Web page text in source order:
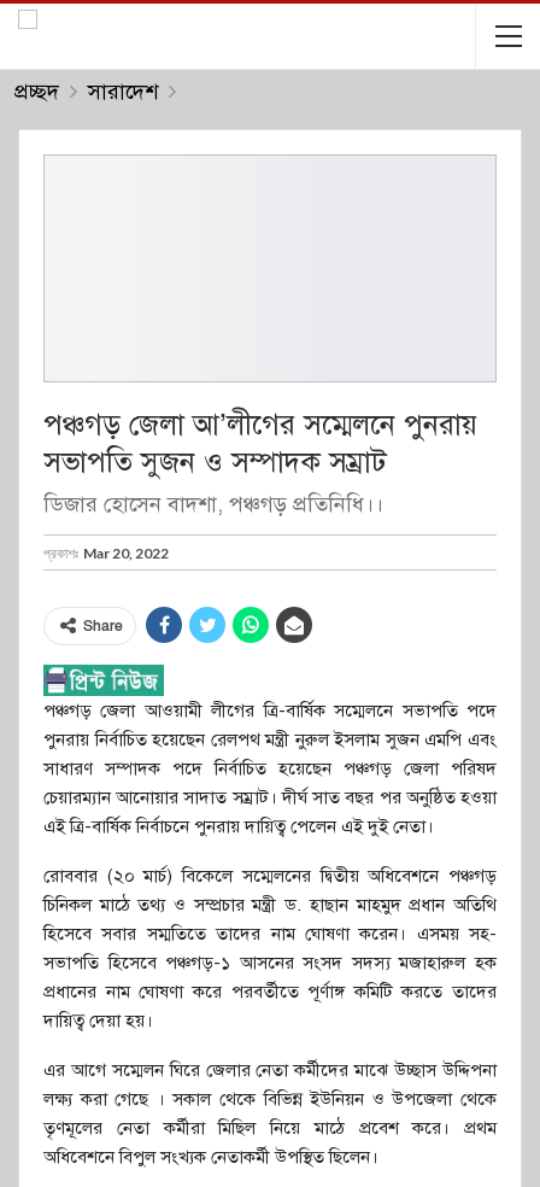
প্রচ্ছদ সারাদেশ
পঞ্চগড় জেলা আ’লীগের সম্মেলনে পুনরায়
সভাপতি সুজন ও সম্পাদক সম্রাট
ডিজার হোসেন বাদশা, পঞ্চগড় প্রতিনিধি।।
প্রকাশঃ Mar 20, 2022
Share
পঞ্চগড় জেলা আওয়ামী লীগের ত্রি-বার্ষিক সম্মেলনে সভাপতি পদে
পুনরায় নির্বাচিত হয়েছেন রেলপথ মন্ত্রী নুরুল ইসলাম সুজন এমপি এবং
সাধারণ সম্পাদক পদে নির্বাচিত হয়েছেন পঞ্চগড় জেলা পরিষদ
চেয়ারম্যান আনোয়ার সাদাত সম্রাট। দীর্ঘ সাত বছর পর অনুষ্ঠিত হওয়া
এই ত্রি-বার্ষিক নির্বাচনে পুনরায় দায়িত্ব পেলেন এই দুই নেতা।
রোববার (২০ মার্চ) বিকেলে সম্মেলনের দ্বিতীয় অধিবেশনে পঞ্চগড়
চিনিকল মাঠে তথ্য ও সম্প্রচার মন্ত্রী ড. হাছান মাহমুদ প্রধান অতিথি
হিসেবে সবার সম্মতিতে তাদের নাম ঘোষণা করেন। এসময় সহ-
সভাপতি হিসেবে পঞ্চগড়-১ আসনের সংসদ সদস্য মজাহারুল হক
প্রধানের নাম ঘোষণা করে পরবর্তীতে পূর্ণাঙ্গ কমিটি করতে তাদের
দায়িত্ব দেয়া হয়।
এর আগে সম্মেলন ঘিরে জেলার নেতা কর্মীদের মাঝে উচ্ছাস উদ্দিপনা
লক্ষ্য করা গেছে । সকাল থেকে বিভিন্ন ইউনিয়ন ও উপজেলা থেকে
তৃণমূলের নেতা কর্মীরা মিছিল নিয়ে মাঠে প্রবেশ করে। প্রথম
অধিবেশনে বিপুল সংখ্যক নেতাকর্মী উপস্থিত ছিলেন।